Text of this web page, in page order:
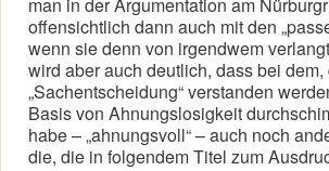
man in der Argumentation am
offensichtlich dann auch mit den
wenn sie denn von irgendwem
wird aber auch deutlich, dass bei
„Sachentscheidung“ verstanden
Basis von Ahnungslosigkeit
habe – „ahnungsvoll“ – auch noch
die, die in folgendem Titel zum